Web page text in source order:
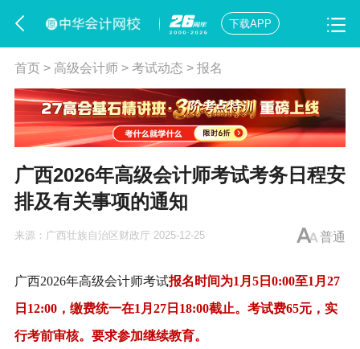
下载APP
首页> 高级会计师> 考试动态 > 报名
广西2026年高级会计师考试考务日程安
排及有关事项的通知
普通
来源： 广西壮族自治区财政厅 2025-12-25
广西2026年高级会计师考试报名时间为1月5日0:00至1月27
日12:00，缴费统一在1月27日18:00截止。 考试费65元， 实
行考前审核。 要求参加继续教育。